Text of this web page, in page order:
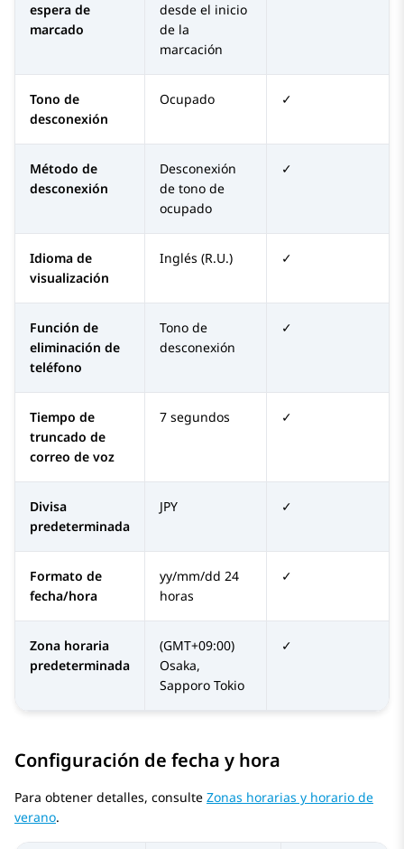
espera de
marcado
desde el inicio
de la
marcación
Tono de
desconexión
Ocupado ✓
Método de
desconexión
Desconexión
de tono de
ocupado
✓
Idioma de
visualización
Inglés (R.U.) ✓
Función de
eliminación de
teléfono
Tono de
desconexión
✓
Tiempo de
truncado de
correo de voz
7 segundos ✓
Divisa
predeterminada
JPY ✓
Formato de
fecha/hora
yy/mm/dd 24
horas
✓
Zona horaria
predeterminada
(GMT+09:00)
Osaka,
Sapporo Tokio
✓
Configuración de fecha y hora
Para obtener detalles, consulte Zonas horarias y horario de
verano.